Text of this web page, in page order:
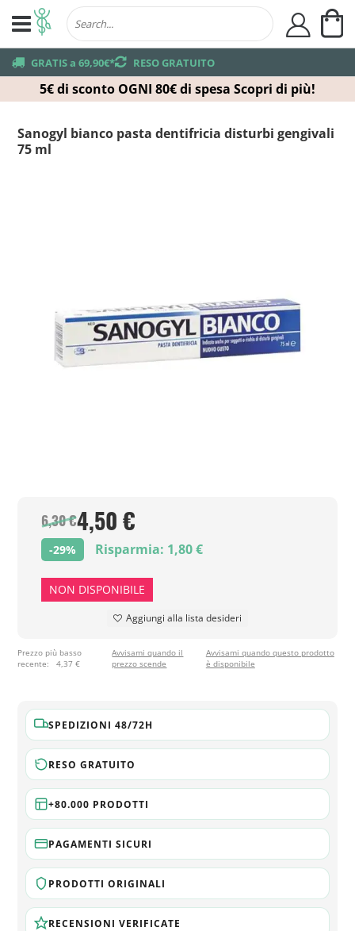
5€ di sconto OGNI 80€ di spesa Scopri di più!
truck GRATIS a 69,90€*returns RESO GRATUITO
user
Sanogyl bianco pasta dentifricia disturbi gengivali
75 ml
6,30 €4,50 €
-29% Risparmia: 1,80 €
NON DISPONIBILE
Aggiungi alla lista desideri
Prezzo più basso
recente:
4,37 €
Avvisami quando il
prezzo scende
Avvisami quando questo prodotto
è disponibile
SPEDIZIONI 48/72H
RESO GRATUITO
+80.000 PRODOTTI
PAGAMENTI SICURI
PRODOTTI ORIGINALI
RECENSIONI VERIFICATE